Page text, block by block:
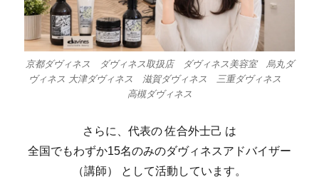
京都ダヴィネス ダヴィネス取扱店 ダヴィネス美容室 烏丸ダ
ヴィネス 大津ダヴィネス 滋賀ダヴィネス 三重ダヴィネス
高槻ダヴィネス
さらに、代表の 佐合外士己 は
全国でもわずか15名のみのダヴィネスアドバイザー
（講師） として活動しています。